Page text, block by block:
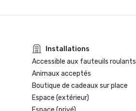
Installations
Accessible aux fauteuils roulants
Animaux acceptés
Boutique de cadeaux sur place
Espace (extérieur)